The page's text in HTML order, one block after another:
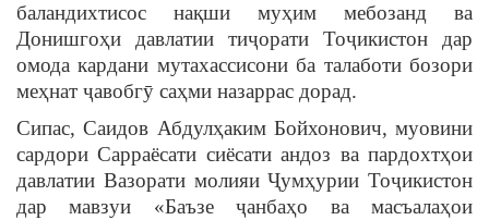
баландихтисос нақши муҳим мебозанд ва
Донишгоҳи давлатии тиҷорати Тоҷикистон дар
омода кардани мутахассисони ба талаботи бозори
меҳнат ҷавобгӯ саҳми назаррас дорад.
Сипас, Саидов Абдулҳаким Бойхонович, муовини
сардори Сарраёсати сиёсати андоз ва пардохтҳои
давлатии Вазорати молияи Ҷумҳурии Тоҷикистон
дар мавзуи «Баъзе ҷанбаҳо ва масъалаҳои